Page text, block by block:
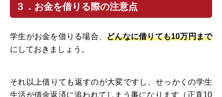
３．お金を借りる際の注意点
学生がお金を借りる場合、 どんなに借りても10万円まで
にしておきましょう。
それ以上借りても返すのが大変ですし、せっかくの学生
生活が借金返済に追われてしまう事になります（正直10